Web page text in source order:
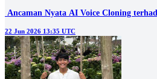
Ancaman Nyata AI Voice Cloning
22 Jun 2026 13:35 UTC